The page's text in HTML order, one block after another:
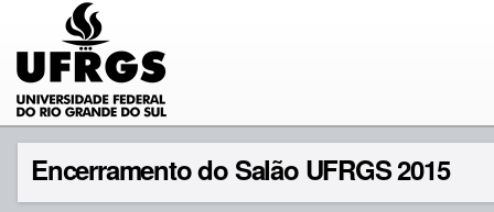
Encerramento do Salão UFRGS 2015